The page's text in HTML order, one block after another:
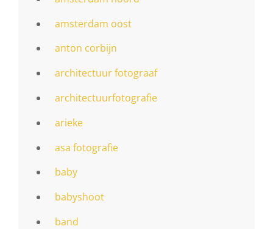
amsterdam oost
anton corbijn
architectuur fotograaf
architectuurfotografie
arieke
asa fotografie
baby
babyshoot
band